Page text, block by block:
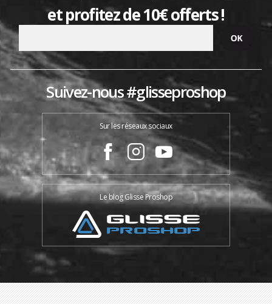
et profitez de 10€ offerts !
Suivez-nous #glisseproshop
Sur les réseaux sociaux
Le blog Glisse Proshop